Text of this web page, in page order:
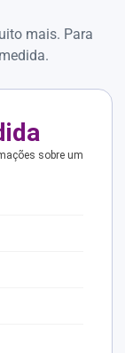
mais. Para
sobre um